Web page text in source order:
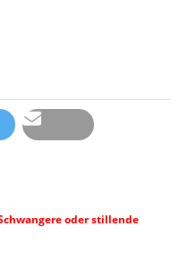
oder stillende